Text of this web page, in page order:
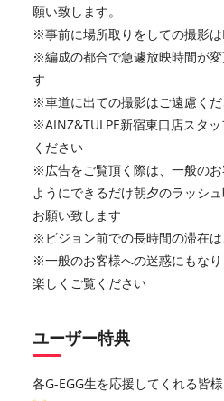
願い致します。
※事前に場所取りをしての撮影
※編成の都合で急遽放映時間が
す
※車道に出ての撮影はご遠慮く
※AINZ&TULPE新宿東口店スタ
ください
※広告をご覧頂く際は、一般の
ようにできるだけ朝夕のラッシ
お願い致します
※ビジョン前での長時間の滞在
※一般のお客様への迷惑にもな
楽しくご覧ください
ユーザー特典
各G-EGG生を応援してくれる皆